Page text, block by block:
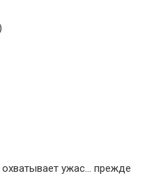
охватывает ужас… прежде